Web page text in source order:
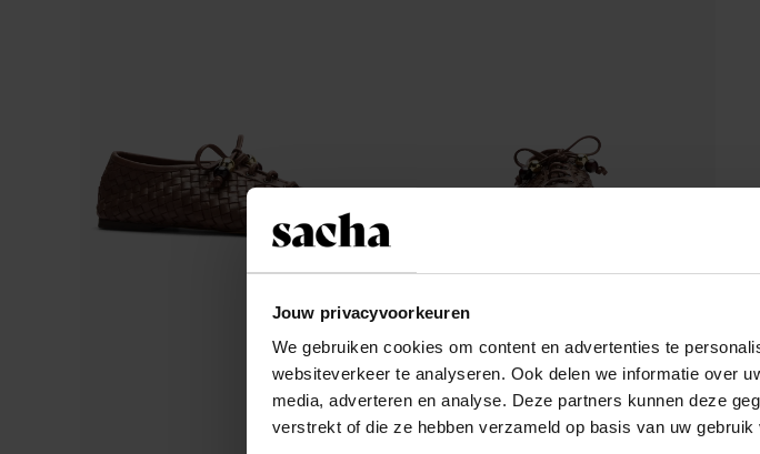
Jouw privacyvoorkeuren
We gebruiken cookies om content en advertenties te
websiteverkeer te analyseren. Ook delen we informatie over
media, adverteren en analyse. Deze partners kunnen deze
verstrekt of die ze hebben verzameld op basis van uw